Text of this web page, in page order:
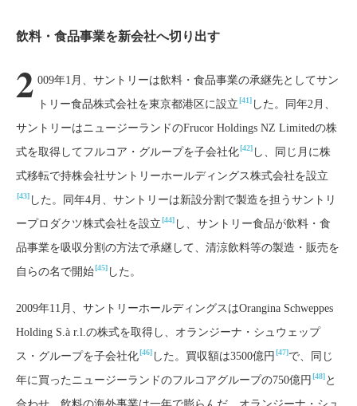
飲料・食品事業を新会社へ切り出す
2 009年1月、サントリーは飲料・食品事業の承継先としてサン
トリー食品株式会社を東京都港区に設立 [41] した。同年2月、
サントリーはニュージーランドのFrucor Holdings NZ Limitedの株
式を取得してフルコア・グループを子会社化[42] し、同じ月に株
式移転で持株会社サントリーホールディングス株式会社を設立
[43] した。同年4月、サントリーは新設分割で製造を担うサントリ
ープロダクツ株式会社を設立[44] し、サントリー食品が飲料・食
品事業を吸収分割の方法で承継して、清涼飲料等の製造・販売を
自らの名で開始[45] した。
2009年11月、サントリーホールディングスはOrangina Schweppes
Holding S.à r.l.の株式を取得し、オランジーナ・シュウェップ
ス・グループを子会社化[46] した。買収額は3500億円 [47]で、同じ
年に買ったニュージーランドのフルコアグループの750億円 [48]と